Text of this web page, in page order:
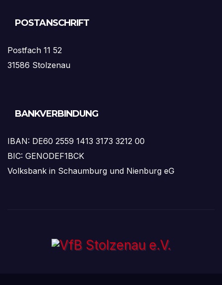
POSTANSCHRIFT
Postfach 11 52
31586 Stolzenau
BANKVERBINDUNG
IBAN: DE60 2559 1413 3173 3212 00
BIC: GENODEF1BCK
Volksbank in Schaumburg und Nienburg eG